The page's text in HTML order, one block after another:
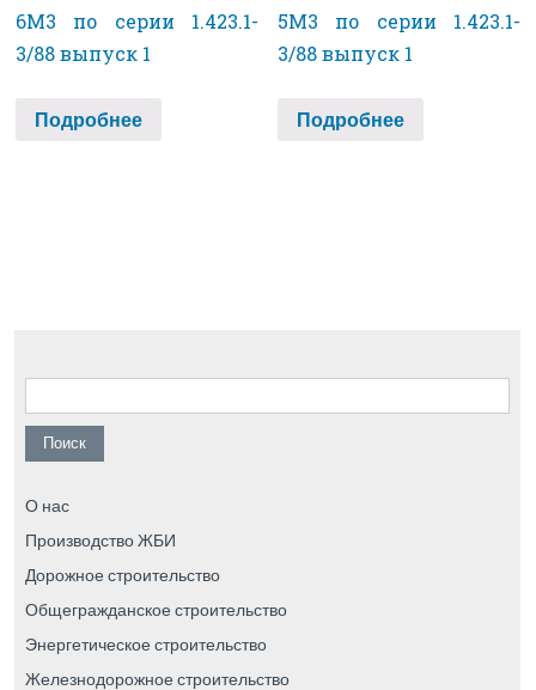
6М3 по серии 1.423.1-
3/88 выпуск 1
Подробнее
5М3 по серии 1.423.1-
3/88 выпуск 1
Подробнее
Найти:
О нас
Производство ЖБИ
Дорожное строительство
Общегражданское строительство
Энергетическое строительство
Железнодорожное строительство